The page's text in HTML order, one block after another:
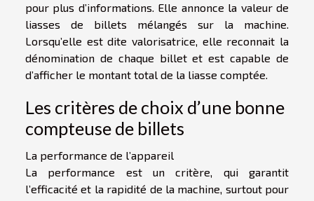
pour plus d’informations. Elle annonce la valeur de
liasses de billets mélangés sur la machine.
Lorsqu’elle est dite valorisatrice, elle reconnait la
dénomination de chaque billet et est capable de
d’afficher le montant total de la liasse comptée.
Les critères de choix d’une bonne
compteuse de billets
La performance de l’appareil
La performance est un critère, qui garantit
l’efficacité et la rapidité de la machine, surtout pour